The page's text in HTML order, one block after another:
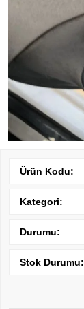
Ürün Kodu:
Kategori:
Durumu:
Stok Durumu: